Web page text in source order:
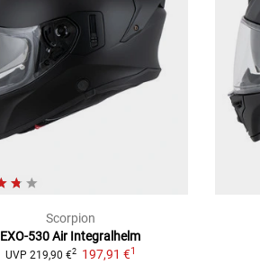
Scorpion
EXO-530 Air Integralhelm
UVP 219,90 €2 197,91 €1